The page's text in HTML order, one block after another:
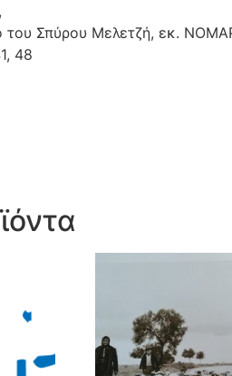
του Σπύρου Μελετζή, εκ.
48